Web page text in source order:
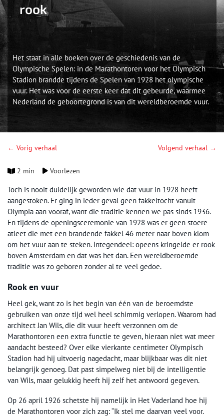
rook
Het staat in alle boeken over de geschiedenis van de
Olympische Spelen: in de Marathontoren voor het Olympisch
Stadion brandde tijdens de Spelen van 1928 het olympische
vuur. Het was voor de eerste keer dat dit gebeurde, waarmee
Nederland de geboortegrond is van dit wereldberoemde vuur.
← Vorig verhaal Volgend verhaal →
2 min Voorlezen
Toch is nooit duidelijk geworden wie dat vuur in 1928 heeft
aangestoken. Er ging in ieder geval geen fakkeltocht vanuit
Olympia aan vooraf, want die traditie kennen we pas sinds 1936.
En tijdens de openingsceremonie van 1928 was er geen stoere
atleet die met een brandende fakkel 46 meter naar boven klom
om het vuur aan te steken. Integendeel: opeens kringelde er rook
boven Amsterdam en dat was het dan. Een wereldberoemde
traditie was zo geboren zonder al te veel gedoe.
Rook en vuur
Heel gek, want zo is het begin van één van de beroemdste
gebruiken van onze tijd wel heel schimmig verlopen. Waarom had
architect Jan Wils, die dit vuur heeft verzonnen om de
Marathontoren een extra functie te geven, hieraan niet wat meer
aandacht besteed? Over elke vierkante centimeter Olympisch
Stadion had hij uitvoerig nagedacht, maar blijkbaar was dit niet
belangrijk genoeg. Dat past simpelweg niet bij de intelligentie
van Wils, maar gelukkig heeft hij zelf het antwoord gegeven.
Op 26 april 1926 schetste hij namelijk in Het Vaderland hoe hij
de Marathontoren voor zich zag: “Ik stel me daarvan veel voor.